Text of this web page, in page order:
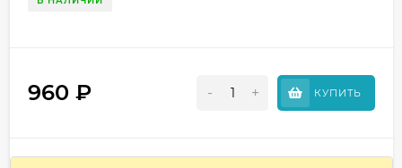
960 ₽ - + КУПИТЬ